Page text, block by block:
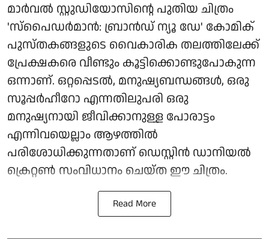
മാർവൽ സ്റ്റുഡിയോസിന്റെ പുതിയ ചിത്രം
'സ്പൈഡർമാൻ: ബ്രാൻഡ് ന്യൂ ഡേ' കോമിക്
പുസ്തകങ്ങളുടെ വൈകാരിക തലത്തിലേക്ക്
പ്രേക്ഷകരെ വീണ്ടും കൂട്ടിക്കൊണ്ടുപോകുന്ന
ഒന്നാണ്. ഒറ്റപ്പെടൽ, മനുഷ്യബന്ധങ്ങൾ, ഒരു
സൂപ്പർഹീറോ എന്നതിലുപരി ഒരു
മനുഷ്യനായി ജീവിക്കാനുള്ള പോരാട്ടം
എന്നിവയെല്ലാം ആഴത്തിൽ
പരിശോധിക്കുന്നതാണ് ഡെസ്റ്റിൻ ഡാനിയൽ
ക്രെറ്റൺ സംവിധാനം ചെയ്ത ഈ ചിത്രം.
Read More